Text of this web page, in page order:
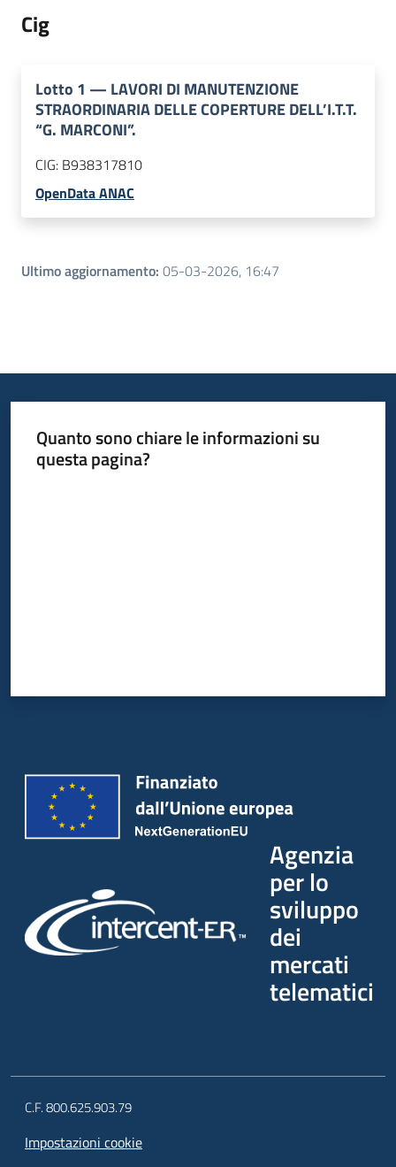
Cig
Lotto 1 — LAVORI DI MANUTENZIONE
STRAORDINARIA DELLE COPERTURE DELL’I.T.T.
“G. MARCONI”.
CIG: B938317810
OpenData ANAC
Ultimo aggiornamento: 05-03-2026, 16:47
Quanto sono chiare le informazioni su
questa pagina?
Agenzia
per lo
sviluppo
dei
mercati
telematici
C.F. 800.625.903.79
Impostazioni cookie